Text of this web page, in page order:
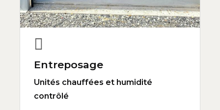
Entreposage
Unités chauffées et humidité
contrôlé